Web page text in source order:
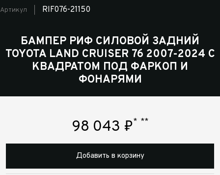
Артикул RIF076-21150
БАМПЕР РИФ СИЛОВОЙ ЗАДНИЙ
TOYOTA LAND CRUISER 76 2007-2024 С
КВАДРАТОМ ПОД ФАРКОП И
ФОНАРЯМИ
98 043 ₽* **
Добавить в корзину